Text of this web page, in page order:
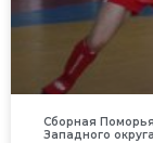
Сборная
Западного